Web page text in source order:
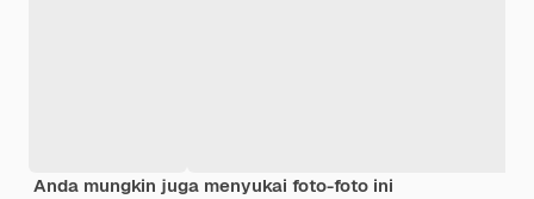
Anda mungkin juga menyukai foto-foto ini